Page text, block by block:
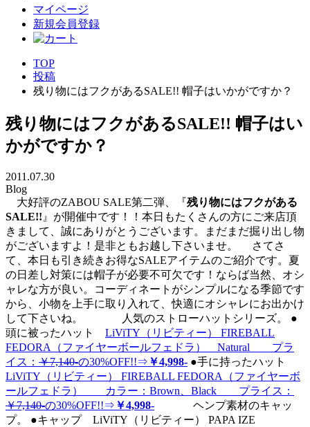
マイページ
新規会員登録
TOP
投稿
残り物にはフクがあるSALE!! 帽子はいかがですか？
残り物にはフクがあるSALE!! 帽子はい
かがですか？
2011.07.30
Blog
大好評のZABOU SALE第二弾、『残り物にはフクがある
SALE!! 』が開催中です！！本日もたくさんの方にご来店頂
きまして、誠にありがとうございます。まだまだ掘り出し物
がございますよ！是非ともお越し下さいませ。 さてさ
て、本日も引き続きお得なSALEアイテムのご紹介です。夏
の日差し対策には帽子が必要不可欠です！ならば当然、オシ
ャレな方が良い。コーディネートがシンプルになる季節です
から、小物を上手に取り入れて、快適にオシャレにお出かけ
して下さいね。
人気のストローハットシリーズ。 ●
頭に被ったハット LiViTY（リビティー） FIREBALL
FEDORA（ファイヤーボールフェドラ） Natural プラ
イス： ￥7,140-の30%OFF!!⇒ ￥4,998- ●手に持ったハット
LiViTY（リビティー） FIREBALL FEDORA（ファイヤーボ
ールフェドラ） カラー：Brown、Black プライス：
￥7,140-の30%OFF!!⇒ ￥4,998-
ヘンプ素材のキャッ
プ。 ●キャップ LiViTY（リビティー） PAPA IZE